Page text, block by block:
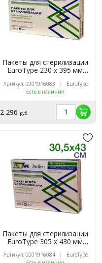
Пакеты для стерилизации
EuroТуре 230 х 395 мм
Артикул: 0001916083 | EuroType
Есть в наличии
2 296 руб.
Пакеты для стерилизации
EuroТуре 305 х 430 мм
Артикул: 0001916084 | EuroType